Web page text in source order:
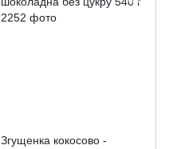
Згущенка кокосово -